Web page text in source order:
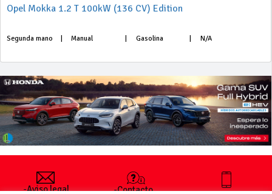
Opel Mokka 1.2 T 100kW (136 CV) Edition
Segunda mano Manual Gasolina N/A
-Aviso legal -Contacto